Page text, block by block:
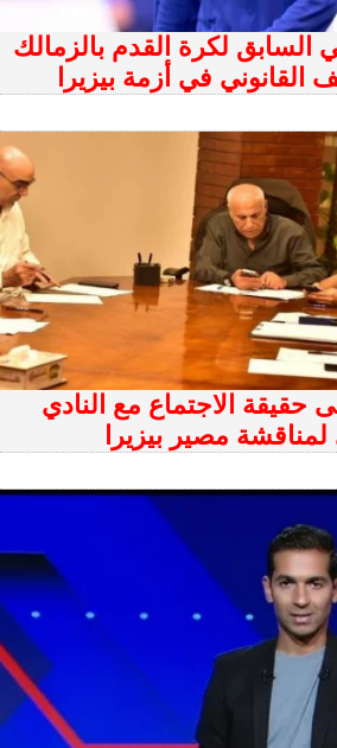
السابق لكرة القدم بالزمالك
في أزمة بيزيرا
حقيقة الاجتماع مع النادي
لمناقشة مصير بيزيرا